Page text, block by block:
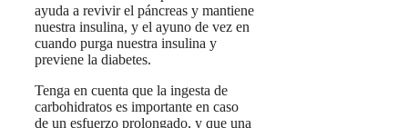
ayuda a revivir el páncreas y mantiene
nuestra insulina, y el ayuno de vez en
cuando purga nuestra insulina y
previene la diabetes.
Tenga en cuenta que la ingesta de
carbohidratos es importante en caso
de un esfuerzo prolongado, y que una